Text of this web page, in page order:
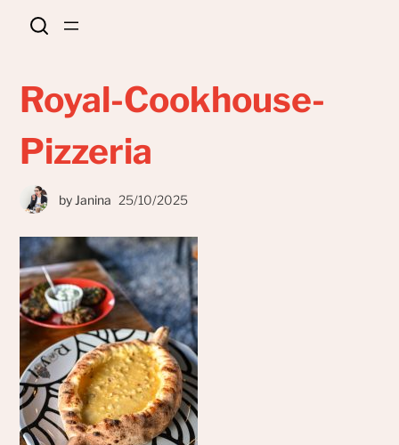
Royal-Cookhouse-
Pizzeria
by Janina 25/10/2025